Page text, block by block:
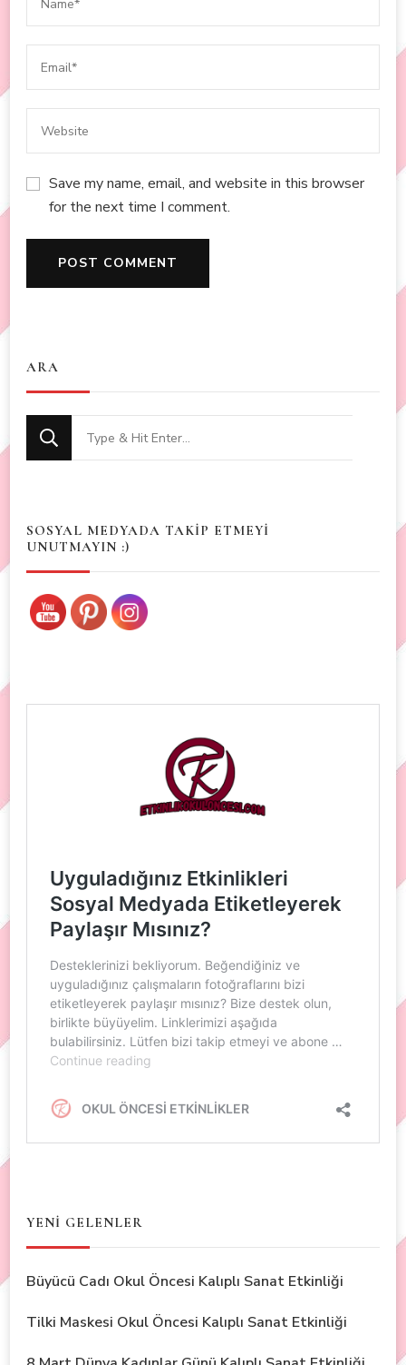
Save my name, email, and website in this browser
for the next time I comment.
ARA
Looking
for
SOSYAL MEDYADA TAKİP ETMEYİ
UNUTMAYIN :)
YENİ GELENLER
Büyücü Cadı Okul Öncesi Kalıplı Sanat Etkinliği
Tilki Maskesi Okul Öncesi Kalıplı Sanat Etkinliği